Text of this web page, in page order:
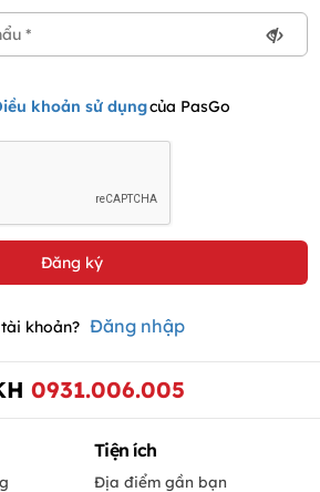
khoản sử dụngcủa PasGo
khoản? Đăng nhập
0931.006.005
Tiện ích
Địa điểm gần bạn